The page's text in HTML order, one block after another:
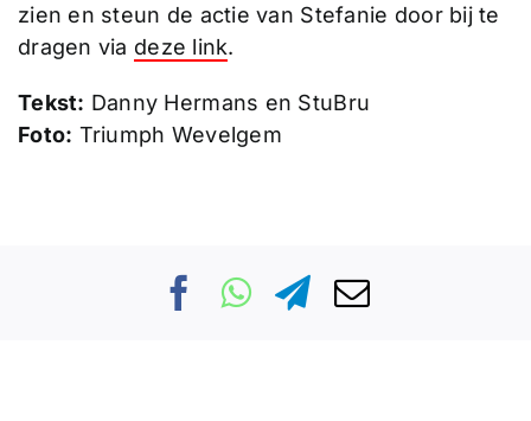
zien en steun de actie van Stefanie door bij te
dragen via deze link.
Tekst: Danny Hermans en StuBru
Foto: Triumph Wevelgem